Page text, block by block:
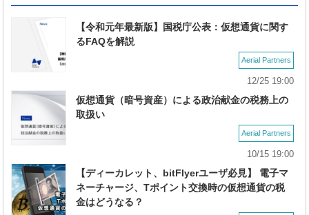
【令和元年最新版】国税庁公表：仮想通貨に関す
るFAQを解説
Aerial Partners
12/25 19:00
仮想通貨（暗号資産）による政治献金の税務上の
取扱い
Aerial Partners
10/15 19:00
【ディーカレット、bitFlyerユーザ必見】 電子マ
ネーチャージ、Tポイント交換時の仮想通貨の税
金はどうなる？